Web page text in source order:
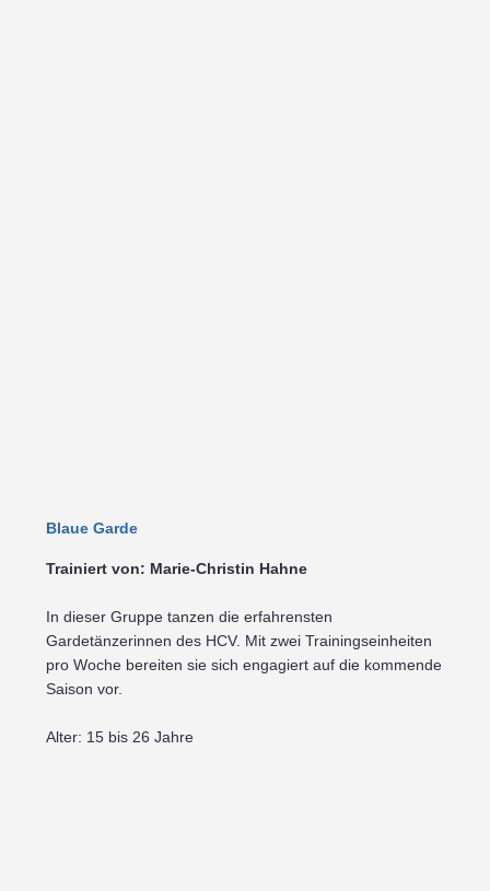
Blaue Garde
Trainiert von: Marie-Christin Hahne
In dieser Gruppe tanzen die erfahrensten
Gardetänzerinnen des HCV. Mit zwei Trainingseinheiten
pro Woche bereiten sie sich engagiert auf die kommende
Saison vor.
Alter: 15 bis 26 Jahre